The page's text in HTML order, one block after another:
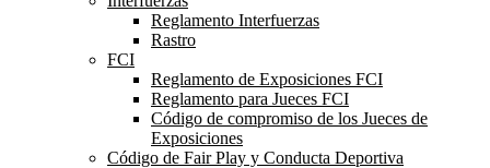
Reglamento Interfuerzas
Rastro
FCI
Reglamento de Exposiciones FCI
Reglamento para Jueces FCI
Código de compromiso de los Jueces de
Exposiciones
Código de Fair Play y Conducta Deportiva